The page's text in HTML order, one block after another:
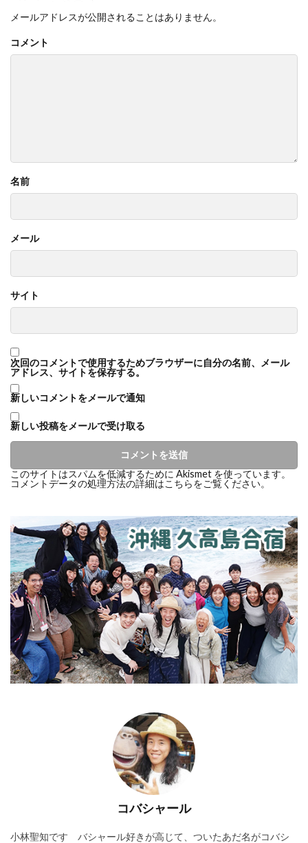
メールアドレスが公開されることはありません。
コメント
名前
メール
サイト
次回のコメントで使用するためブラウザーに自分の名前、メール
アドレス、サイトを保存する。
新しいコメントをメールで通知
新しい投稿をメールで受け取る
このサイトはスパムを低減するために Akismet を使っています。
コメントデータの処理方法の詳細はこちらをご覧ください。
コバシャール
小林聖知です バシャール好きが高じて、ついたあだ名がコバシ